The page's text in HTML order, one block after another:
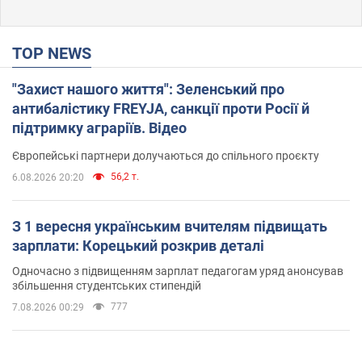
TOP NEWS
"Захист нашого життя": Зеленський про
антибалістику FREYJA, санкції проти Росії й
підтримку аграріїв. Відео
Європейські партнери долучаються до спільного проєкту
6.08.2026 20:20 56,2 т.
З 1 вересня українським вчителям підвищать
зарплати: Корецький розкрив деталі
Одночасно з підвищенням зарплат педагогам уряд анонсував
збільшення студентських стипендій
7.08.2026 00:29 777